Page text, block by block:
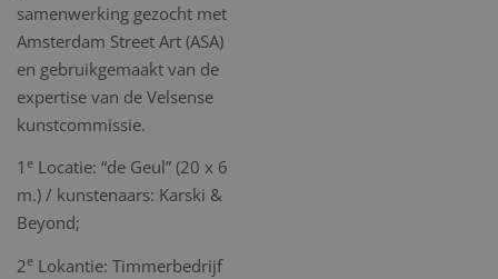
samenwerking gezocht met
Amsterdam Street Art (ASA)
en gebruikgemaakt van de
expertise van de Velsense
kunstcommissie.
1 e Locatie: “de Geul” (20 x 6
m.) / kunstenaars: Karski &
Beyond;
2e Lokantie: Timmerbedrijf